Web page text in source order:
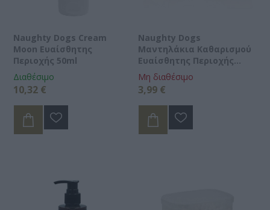
Naughty Dogs Cream
Moon Ευαίσθητης
Περιοχής 50ml
Διαθέσιμο
10,32 €
Naughty Dogs
Μαντηλάκια Καθαρισμού
Ευαίσθητης Περιοχής
30τμχ
Μη διαθέσιμο
3,99 €